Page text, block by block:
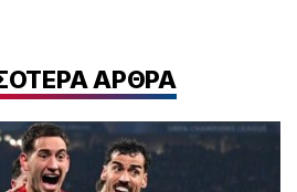
ΑΡΘΡΑ